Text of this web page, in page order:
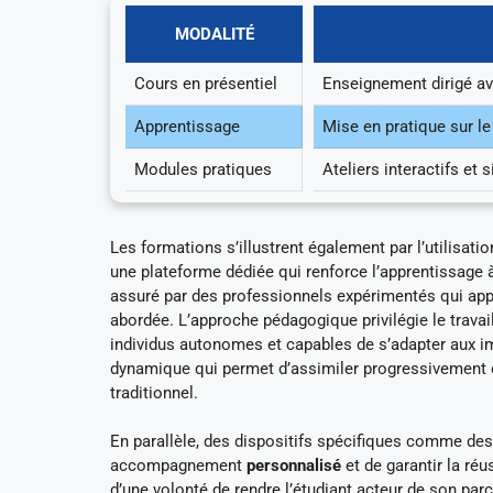
MODALITÉ
Cours en présentiel Enseignement dirigé
Apprentissage Mise en pratique sur
Modules pratiques Ateliers interactifs et
Les formations s’illustrent également par
une plateforme dédiée qui renforce
assuré par des professionnels expérimentés qui
abordée. L’approche pédagogique privilégie le
individus autonomes et capables de s’adapter aux
dynamique qui permet d’assimiler
traditionnel.
En parallèle, des dispositifs spécifiques comme
accompagnement personnalisé et de garantir la